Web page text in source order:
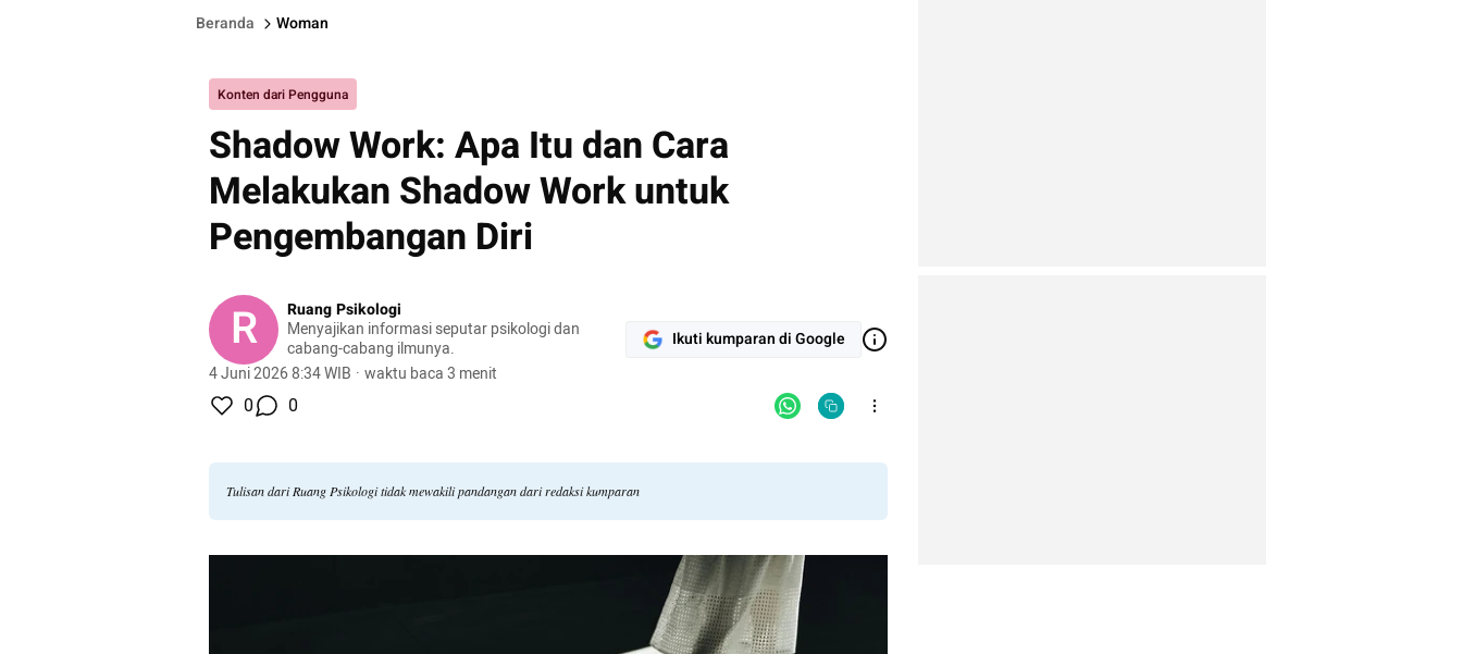
Beranda Woman
Konten dari Pengguna
Shadow Work: Apa Itu dan Cara
Melakukan Shadow Work untuk
Pengembangan Diri
R
Ruang Psikologi
Menyajikan informasi seputar psikologi dan
cabang-cabang ilmunya.
4 Juni 2026 8:34 WIB · waktu baca 3 menit
Ikuti kumparan di Google
0 0
Tulisan dari Ruang Psikologi tidak mewakili pandangan dari redaksi kumparan